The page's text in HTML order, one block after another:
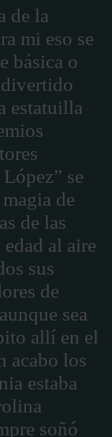
de la
mi eso se
básica o
estatuilla
se
de
de las
al aire
sus
de
sea
allí en el
acabo los
estaba
soñó